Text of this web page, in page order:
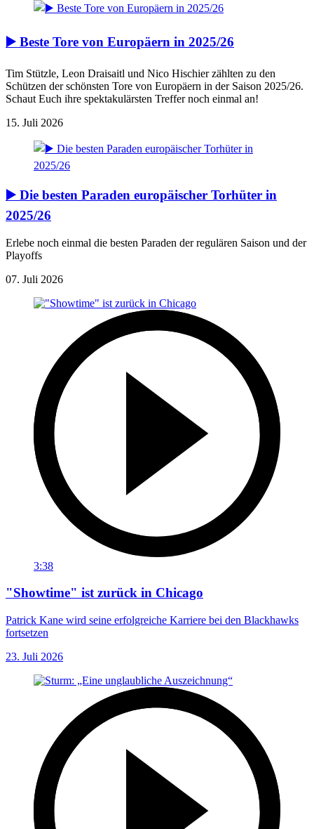
▶️ Beste Tore von Europäern in 2025/26
Tim Stützle, Leon Draisaitl und Nico Hischier zählten zu den
Schützen der schönsten Tore von Europäern in der Saison 2025/26.
Schaut Euch ihre spektakulärsten Treffer noch einmal an!
15. Juli 2026
▶️ Die besten Paraden europäischer Torhüter in
2025/26
Erlebe noch einmal die besten Paraden der regulären Saison und der
Playoffs
07. Juli 2026
3:38
"Showtime" ist zurück in Chicago
Patrick Kane wird seine erfolgreiche Karriere bei den Blackhawks
fortsetzen
23. Juli 2026